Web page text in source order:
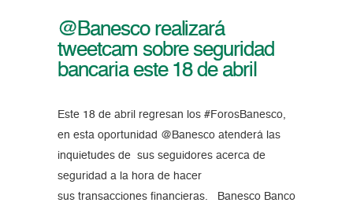
@Banesco realizará
tweetcam sobre seguridad
bancaria este 18 de abril
Este 18 de abril regresan los #ForosBanesco,
en esta oportunidad @Banesco atenderá las
inquietudes de sus seguidores acerca de
seguridad a la hora de hacer
sus transacciones financieras. Banesco Banco